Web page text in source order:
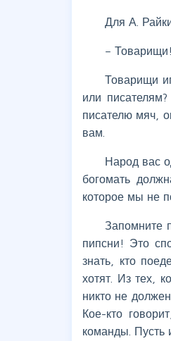
Для А.
–
Товарищи
или
писателю мяч,
вам.
Народ вас
богомать
которое мы не
Запомните
пипсни! Это
знать, кто
хотят. Из тех,
никто не должен
Кое-кто
команды. Пусть